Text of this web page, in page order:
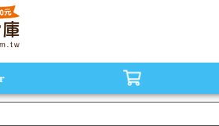
匣,連續供墨印表機-office24列印倉庫線上購物手機版